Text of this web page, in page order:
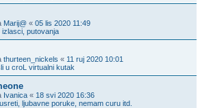
Marij@ « 05 lis 2020 11:49
izlasci, putovanja
thurteen_nickels « 11 ruj 2020 10:01
u croL virtualni kutak
Ivanica « 18 svi 2020 16:36
ljubavne poruke, nemam curu itd.